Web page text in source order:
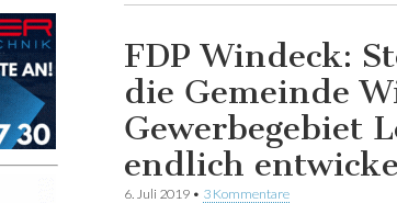
FDP Windeck:
die Gemeinde
Gewerbegebiet
endlich
6. Juli 2019 • 3 Kommentare